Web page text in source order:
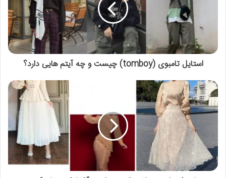
استایل تامبوی (tomboy) چیست و چه آیتم هایی دارد؟